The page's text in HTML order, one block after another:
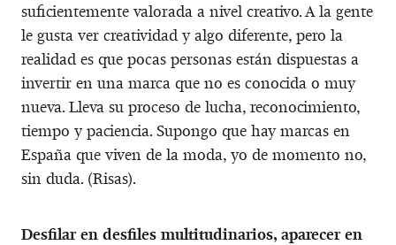
suficientemente valorada a nivel creativo. A la gente
le gusta ver creatividad y algo diferente, pero la
realidad es que pocas personas están dispuestas a
invertir en una marca que no es conocida o muy
nueva. Lleva su proceso de lucha, reconocimiento,
tiempo y paciencia. Supongo que hay marcas en
España que viven de la moda, yo de momento no,
sin duda. (Risas).
Desfilar en desfiles multitudinarios, aparecer en